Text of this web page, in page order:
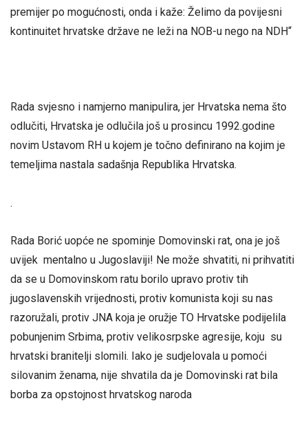
premijer po mogućnosti, onda i kaže: Želimo da povijesni
kontinuitet hrvatske države ne leži na NOB-u nego na NDH“
Rada svjesno i namjerno manipulira, jer Hrvatska nema što
odlučiti, Hrvatska je odlučila još u prosincu 1992.godine
novim Ustavom RH u kojem je točno definirano na kojim je
temeljima nastala sadašnja Republika Hrvatska.
.
Rada Borić uopće ne spominje Domovinski rat, ona je još
uvijek mentalno u Jugoslaviji! Ne može shvatiti, ni prihvatiti
da se u Domovinskom ratu borilo upravo protiv tih
jugoslavenskih vrijednosti, protiv komunista koji su nas
razoružali, protiv JNA koja je oružje TO Hrvatske podijelila
pobunjenim Srbima, protiv velikosrpske agresije, koju su
hrvatski branitelji slomili. Iako je sudjelovala u pomoći
silovanim ženama, nije shvatila da je Domovinski rat bila
borba za opstojnost hrvatskog naroda